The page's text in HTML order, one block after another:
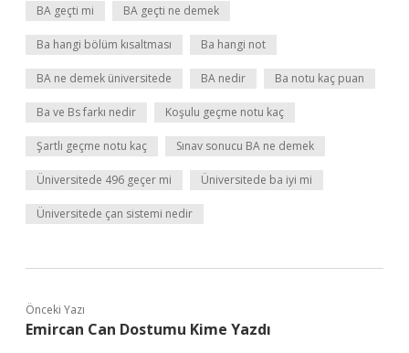
BA geçti mi BA geçti ne demek
Ba hangi bölüm kısaltması Ba hangi not
BA ne demek üniversitede BA nedir Ba notu kaç puan
Ba ve Bs farkı nedir Koşulu geçme notu kaç
Şartlı geçme notu kaç Sınav sonucu BA ne demek
Üniversitede 496 geçer mi Üniversitede ba iyi mi
Üniversitede çan sistemi nedir
Önceki Yazı
Emircan Can Dostumu Kime Yazdı